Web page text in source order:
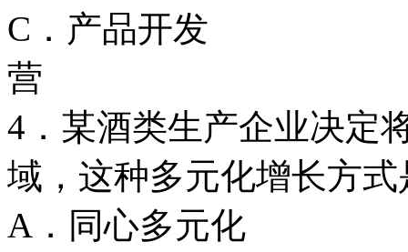
C．产品开
营
4．某酒类生产企业决定
域，这种多元化增长方
A．同心多